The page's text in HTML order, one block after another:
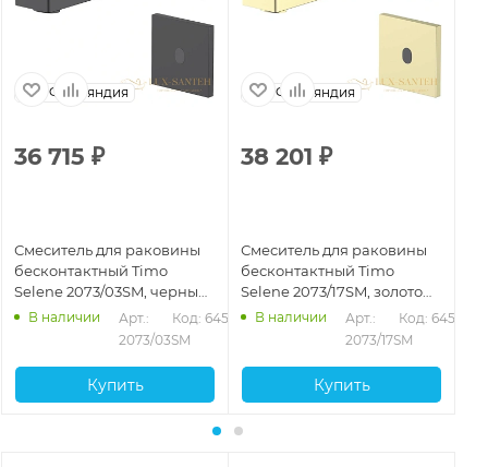
Финляндия
36 715 ₽
Смеситель для раковины
бесконтактный Timo
Selene 2073/03SM, черный
матовый
В наличии
Арт.:
2073/03SM
Код: 64535
Купить
Финляндия
38 201 ₽
Смеситель для раковины
бесконтактный Timo
Selene 2073/17SM, золото
матовое
В наличии
Арт.:
2073/17SM
Код: 64536
Купить